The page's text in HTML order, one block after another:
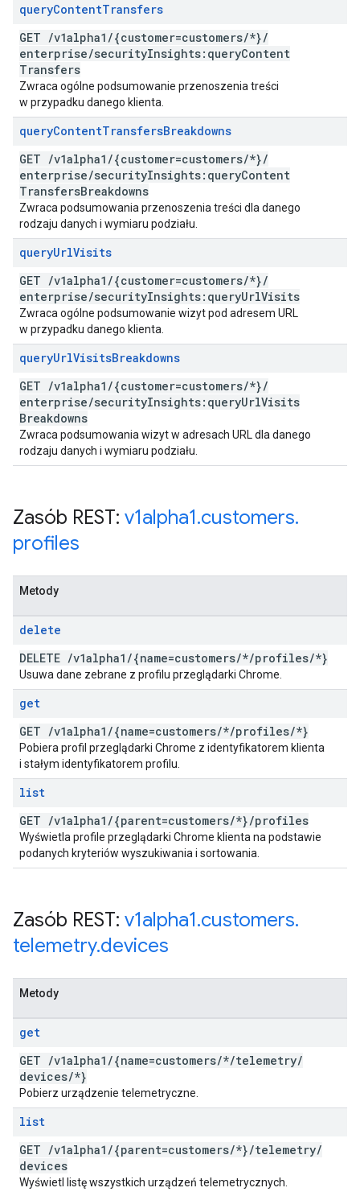
queryContentTransfers
GET /v1alpha1 /{customer=customers/*}/
enterprise/securityInsights:queryContent
Transfers
Zwraca ogólne podsumowanie przenoszenia treści
w przypadku danego klienta.
queryContentTransfersBreakdowns
GET /v1alpha1 /{customer=customers/*}/
enterprise/securityInsights:queryContent
TransfersBreakdowns
Zwraca podsumowania przenoszenia treści dla danego
rodzaju danych i wymiaru podziału.
queryUrlVisits
GET /v1alpha1 /{customer=customers/*}/
enterprise/securityInsights:queryUrlVisits
Zwraca ogólne podsumowanie wizyt pod adresem URL
w przypadku danego klienta.
queryUrlVisitsBreakdowns
GET /v1alpha1 /{customer=customers/*}/
enterprise/securityInsights:queryUrlVisits
Breakdowns
Zwraca podsumowania wizyt w adresach URL dla danego
rodzaju danych i wymiaru podziału.
Zasób REST: v1alpha1.customers.
profiles
Metody
delete
DELETE /v1alpha1 /{name=customers/*/profiles/*}
Usuwa dane zebrane z profilu przeglądarki Chrome.
get
GET /v1alpha1 /{name=customers/*/profiles/*}
Pobiera profil przeglądarki Chrome z identyfikatorem klienta
i stałym identyfikatorem profilu.
list
GET /v1alpha1 /{parent=customers/*}/profiles
Wyświetla profile przeglądarki Chrome klienta na podstawie
podanych kryteriów wyszukiwania i sortowania.
Zasób REST: v1alpha1.customers.
telemetry.devices
Metody
get
GET /v1alpha1 /{name=customers/*/telemetry/
devices/*}
Pobierz urządzenie telemetryczne.
list
GET /v1alpha1 /{parent=customers/*}/telemetry/
devices
Wyświetl listę wszystkich urządzeń telemetrycznych.